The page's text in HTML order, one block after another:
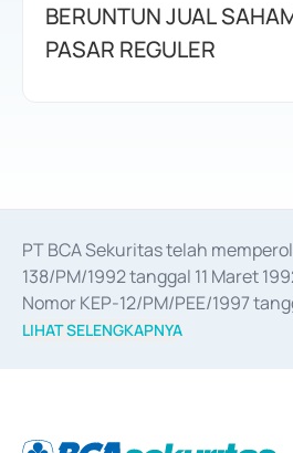
BERUNTUN JUAL
PASAR REGULER
PT BCA Sekuritas telah
138/PM/1992 tanggal 11 Maret
Nomor KEP-12/PM/PEE/1997
merger, akuisisi, divestasi, dan
LIHAT SELENGKAPNYA